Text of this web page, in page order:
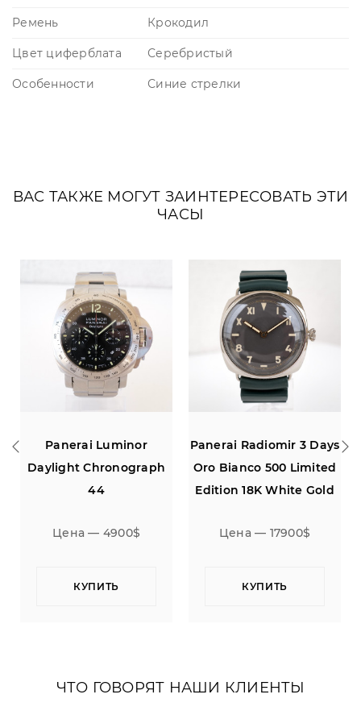
Ремень Крокодил
Цвет циферблата Серебристый
Особенности Синие стрелки
ВАС ТАКЖЕ МОГУТ ЗАИНТЕРЕСОВАТЬ ЭТИ
ЧАСЫ
Panerai Radiomir 3 Days
Oro Bianco 500 Limited
Edition 18K White Gold
Цена — 17900$
КУПИТЬ
Blancpain Leman
Chronograph White Dial
38
Цена — 4900$
КУПИТЬ
ЧТО ГОВОРЯТ НАШИ КЛИЕНТЫ